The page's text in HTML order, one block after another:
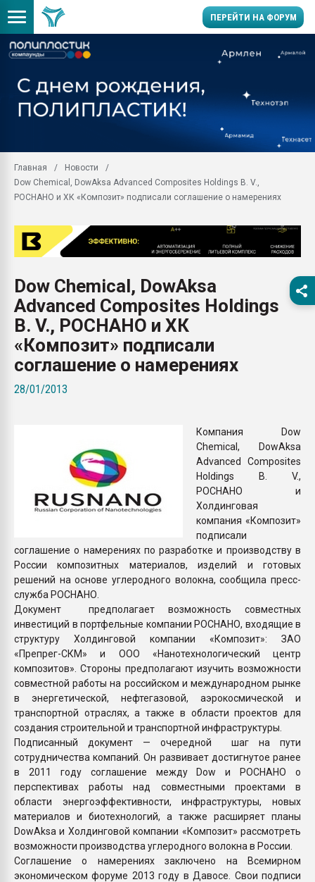
ПЕРЕЙТИ НА ФОРУМ
заводу пластмасс"
Вакуум-формовочные
28.07.2026
первый план в
28.07.2026
ситуацией на
Главная
Новости
Dow Chemical, DowAksa Advanced Composites Holdings B. V.,
РОСНАНО и ХК «Композит» подписали соглашение о намерениях
Dow Chemical, DowAksa
Advanced Composites Holdings
B. V., РОСНАНО и ХК
«Композит» подписали
соглашение о намерениях
28/01/2013
Компания Dow
Chemical, DowAksa
Advanced Composites
Holdings B. V.,
РОСНАНО и
Холдинговая
компания «Композит»
подписали
соглашение о намерениях по разработке и производству в
России композитных материалов, изделий и готовых
решений на основе углеродного волокна, сообщила пресс-
служба РОСНАНО.
Документ предполагает возможность совместных
инвестиций в портфельные компании РОСНАНО, входящие в
структуру Холдинговой компании «Композит»: ЗАО
«Препрег-СКМ» и ООО «Нанотехнологический центр
композитов». Стороны предполагают изучить возможности
совместной работы на российском и международном рынке
в энергетической, нефтегазовой, аэрокосмической и
транспортной отраслях, а также в области проектов для
создания строительной и транспортной инфраструктуры.
Подписанный документ — очередной шаг на пути
сотрудничества компаний. Он развивает достигнутое ранее
в 2011 году соглашение между Dow и РОСНАНО о
перспективах работы над совместными проектами в
области энергоэффективности, инфраструктуры, новых
материалов и биотехнологий, а также расширяет планы
DowAksa и Холдинговой компании «Композит» рассмотреть
возможности производства углеродного волокна в России.
Соглашение о намерениях заключено на Всемирном
экономическом форуме 2013 году в Давосе. Свои подписи